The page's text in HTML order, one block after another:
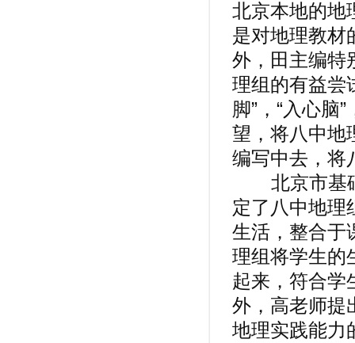
北京本地的地
是对地理教材
外，田主编特
理组的有益尝
脚”，“入心脑
望，将八中地
编写中去，将
北京市基础
定了八中地理
生活，整合于
理组将学生的
起来，符合学
外，高老师提
地理实践能力